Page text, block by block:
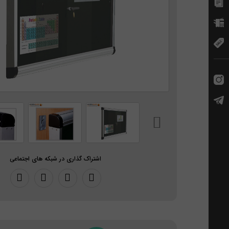
اشتراک گذاری در شبکه های اجتماعی